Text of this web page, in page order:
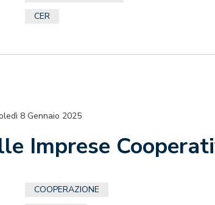
CER
8 Gennaio 2025
Imprese
COOPERAZIONE